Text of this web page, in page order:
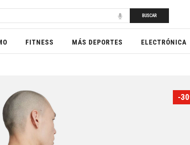
BUSCAR
FITNESS MÁS DEPORTES ELECTRÓNICA
-30